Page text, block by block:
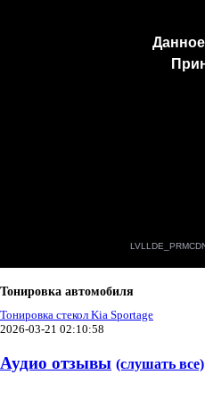
Тонировка автомобиля
Тонировка стекол Kia Sportage
2026-03-21 02:10:58
Аудио отзывы (слушать все)